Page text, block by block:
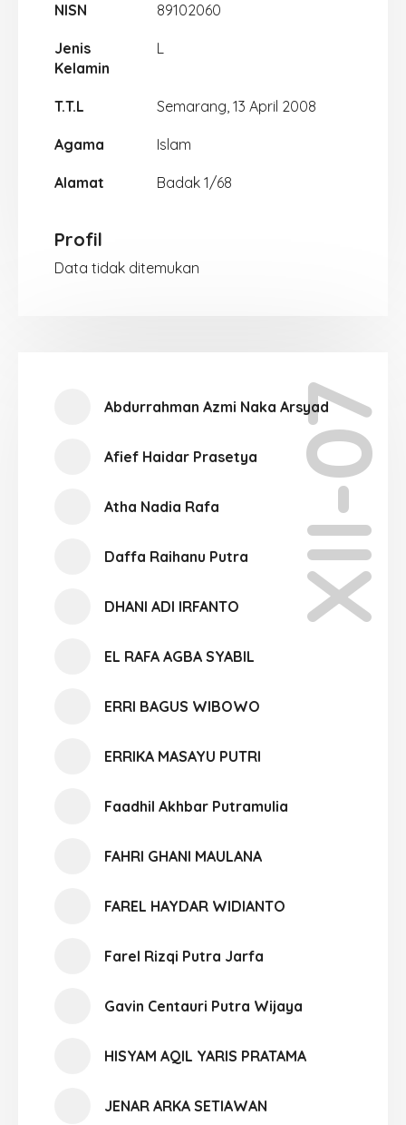
NISN 89102060
Jenis
Kelamin
L
T.T.L Semarang, 13 April 2008
Agama Islam
Alamat Badak 1/68
Profil
Data tidak ditemukan
XII-07
Abdurrahman Azmi Naka Arsyad
Afief Haidar Prasetya
Atha Nadia Rafa
Daffa Raihanu Putra
DHANI ADI IRFANTO
EL RAFA AGBA SYABIL
ERRI BAGUS WIBOWO
ERRIKA MASAYU PUTRI
Faadhil Akhbar Putramulia
FAHRI GHANI MAULANA
FAREL HAYDAR WIDIANTO
Farel Rizqi Putra Jarfa
Gavin Centauri Putra Wijaya
HISYAM AQIL YARIS PRATAMA
JENAR ARKA SETIAWAN